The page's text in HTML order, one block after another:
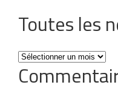
Toutes les
Toutes
les
news